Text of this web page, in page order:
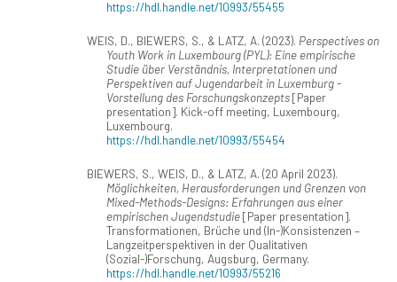
https://hdl.handle.net/10993/55455
WEIS, D., BIEWERS, S., & LATZ, A. (2023). Perspectives on
Youth Work in Luxembourg (PYL): Eine empirische
Studie über Verständnis, Interpretationen und
Perspektiven auf Jugendarbeit in Luxemburg -
Vorstellung des Forschungskonzepts[Paper
presentation]. Kick-off meeting, Luxembourg,
Luxembourg.
https://hdl.handle.net/10993/55454
BIEWERS, S., WEIS, D., & LATZ, A. (20 April 2023).
Möglichkeiten, Herausforderungen und Grenzen von
Mixed-Methods-Designs: Erfahrungen aus einer
empirischen Jugendstudie[Paper presentation].
Transformationen, Brüche und (In-)Konsistenzen –
Langzeitperspektiven in der Qualitativen
(Sozial-)Forschung, Augsburg, Germany.
https://hdl.handle.net/10993/55216